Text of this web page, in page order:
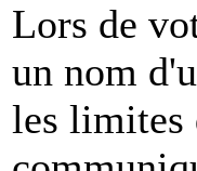
Lors de
un nom
les limites